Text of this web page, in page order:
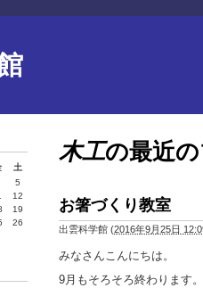
木工の最近
お箸づくり教室
出雲科学館 (2016年9月25日
みなさんこんにちは。
9月もそろそろ終わります。
土
5
12
19
26